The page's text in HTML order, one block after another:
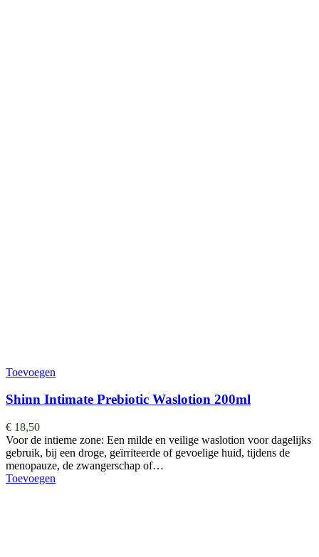
Toevoegen
Shinn Intimate Prebiotic Waslotion 200ml
€ 18,50
Voor de intieme zone: Een milde en veilige waslotion voor dagelijks
gebruik, bij een droge, geïrriteerde of gevoelige huid, tijdens de
menopauze, de zwangerschap of…
Toevoegen